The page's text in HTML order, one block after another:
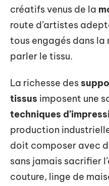
créatifs venus de la
route d’artistes
tous engagés dans la
parler le tissu.
La richesse des
tissus imposent une
techniques
production
doit composer avec
sans jamais sacrifier
couture, linge de